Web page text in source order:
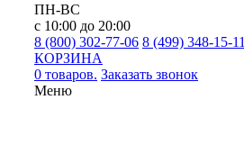
ПН-ВС
с 10:00 до 20:00
8 (800) 302-77-06 8 (499) 348-15-11
КОРЗИНА
0 товаров. Заказать звонок
Меню